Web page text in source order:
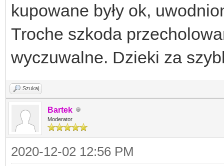
kupowane były ok,
Troche szkoda
wyczuwalne. Dzieki za
Szukaj
Bartek
Moderator
2020-12-02 12:56 PM